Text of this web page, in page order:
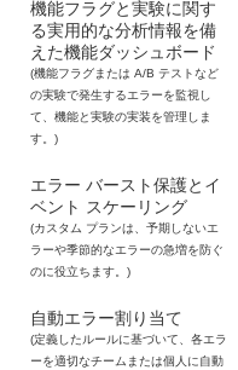
機能フラグと実験に関す
る実用的な分析情報を備
えた機能ダッシュボード
(機能フラグまたは A/B テストなど
の実験で発生するエラーを監視し
て、機能と実験の実装を管理しま
す。)
エラー バースト保護とイ
ベント スケーリング
(カスタム プランは、予期しないエ
ラーや季節的なエラーの急増を防ぐ
のに役立ちます。)
自動エラー割り当て
(定義したルールに基づいて、各エラ
ーを適切なチームまたは個人に自動